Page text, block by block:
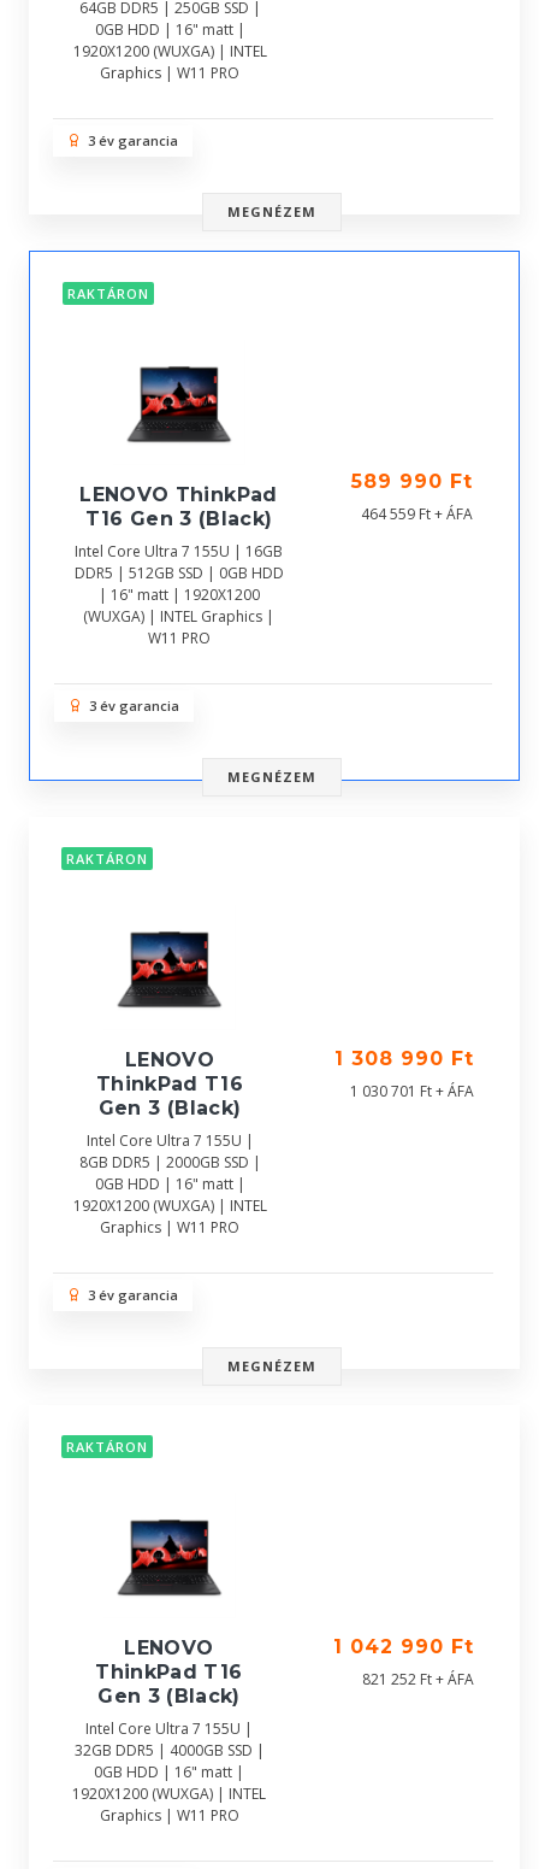
64GB DDR5 | 250GB SSD |
0GB HDD | 16" matt |
1920X1200 (WUXGA) | INTEL
Graphics | W11 PRO
3 év garancia
MEGNÉZEM
RAKTÁRON
LENOVO ThinkPad
T16 Gen 3 (Black)
Intel Core Ultra 7 155U | 16GB
DDR5 | 512GB SSD | 0GB HDD
| 16" matt | 1920X1200
(WUXGA) | INTEL Graphics |
W11 PRO
589 990 Ft
464 559 Ft + ÁFA
3 év garancia
MEGNÉZEM
RAKTÁRON
LENOVO
ThinkPad T16
Gen 3 (Black)
Intel Core Ultra 7 155U |
8GB DDR5 | 2000GB SSD |
0GB HDD | 16" matt |
1920X1200 (WUXGA) | INTEL
Graphics | W11 PRO
1 308 990 Ft
1 030 701 Ft + ÁFA
3 év garancia
MEGNÉZEM
RAKTÁRON
LENOVO
ThinkPad T16
Gen 3 (Black)
Intel Core Ultra 7 155U |
32GB DDR5 | 4000GB SSD |
0GB HDD | 16" matt |
1920X1200 (WUXGA) | INTEL
Graphics | W11 PRO
1 042 990 Ft
821 252 Ft + ÁFA